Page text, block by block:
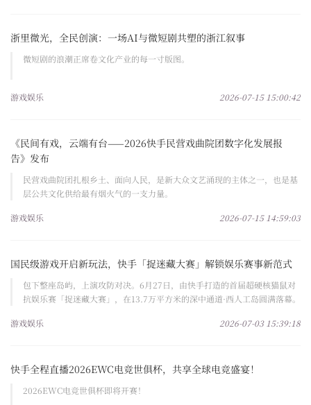
浙里微光，全民创演：一场AI与微短剧共塑的浙江叙事
微短剧的浪潮正席卷文化产业的每一寸版图。
游戏娱乐 2026-07-15 15:00:42
《民间有戏，云端有台——2026快手民营戏曲院团数字化发展报
告》发布
民营戏曲院团扎根乡土、面向人民，是新大众文艺涌现的主体之一，也是基
层公共文化供给最有烟火气的一支力量。
游戏娱乐 2026-07-15 14:59:03
国民级游戏开启新玩法，快手「捉迷藏大赛」解锁娱乐赛事新范式
包下整座岛屿，上演攻防对决。6月27日，由快手打造的首届超硬核猫鼠对
抗娱乐赛「捉迷藏大赛」，在13.7万平方米的深中通道·西人工岛圆满落幕。
游戏娱乐 2026-07-03 15:39:18
快手全程直播2026EWC电竞世俱杯，共享全球电竞盛宴！
2026EWC电竞世俱杯即将开赛！